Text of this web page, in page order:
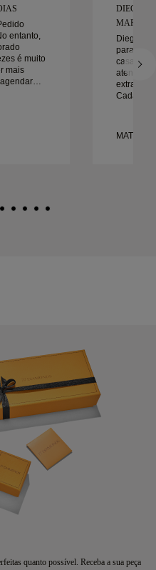
entanto,
é muito
mais
DIEGO
Diego foi
para
atenção
Cada
quanto possível. Receba a sua peça